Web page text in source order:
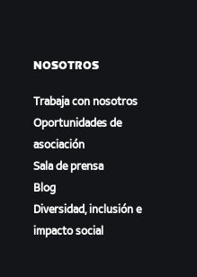
NOSOTROS
Trabaja con nosotros
Oportunidades de
asociación
Sala de prensa
Blog
Diversidad, inclusión e
impacto social